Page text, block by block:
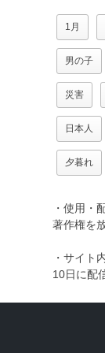
1月
男の子
災害
日本人
夕暮れ
・使用・
著作権を
・サイト
10日に配